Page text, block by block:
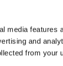
media features
and
from your